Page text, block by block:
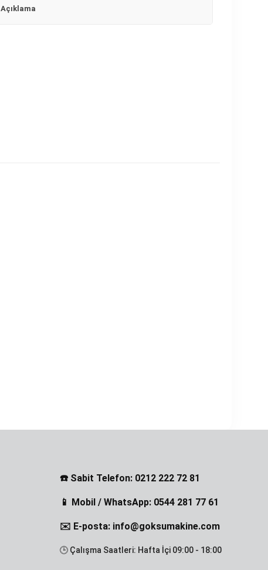
Açıklama
☎️ Sabit Telefon: 0212 222 72 81
📱 Mobil / WhatsApp: 0544 281 77 61
✉️ E-posta: info@goksumakine.com
🕒 Çalışma Saatleri: Hafta İçi 09:00 - 18:00